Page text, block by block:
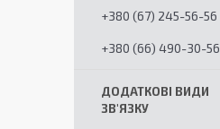
+380 (67) 245-56-56
+380 (66) 490-30-56